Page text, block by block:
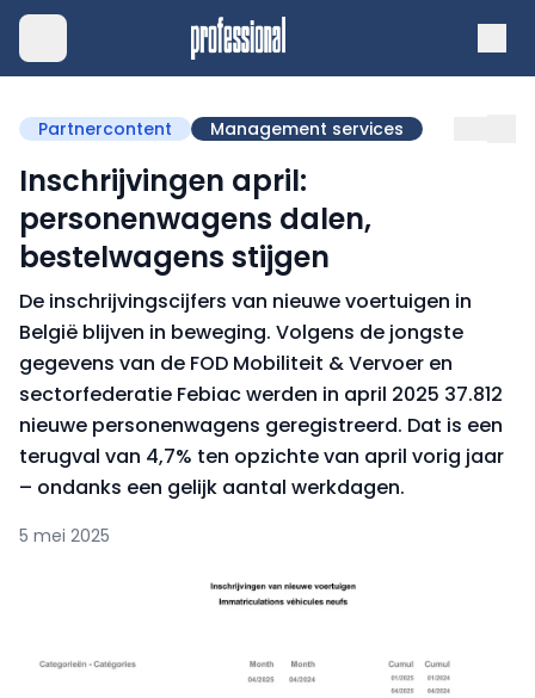
Partnercontent Management services
Inschrijvingen april:
personenwagens dalen,
bestelwagens stijgen
De inschrijvingscijfers van nieuwe voertuigen in
België blijven in beweging. Volgens de jongste
gegevens van de FOD Mobiliteit & Vervoer en
sectorfederatie Febiac werden in april 2025 37.812
nieuwe personenwagens geregistreerd. Dat is een
terugval van 4,7% ten opzichte van april vorig jaar
– ondanks een gelijk aantal werkdagen.
5 mei 2025